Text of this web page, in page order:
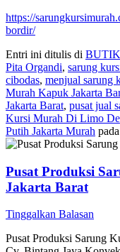
https://
bordir/
Entri ini ditulis di
Pita Organdi, sarung
cibodas, menjual sarung
Murah Kapuk Jakarta
Jakarta Barat, pusat jual
Kursi Murah Di Limo
Putih Jakarta Murah pada
Pusat Produksi
Jakarta Barat
Tinggalkan Balasan
Pusat Produksi Sarung